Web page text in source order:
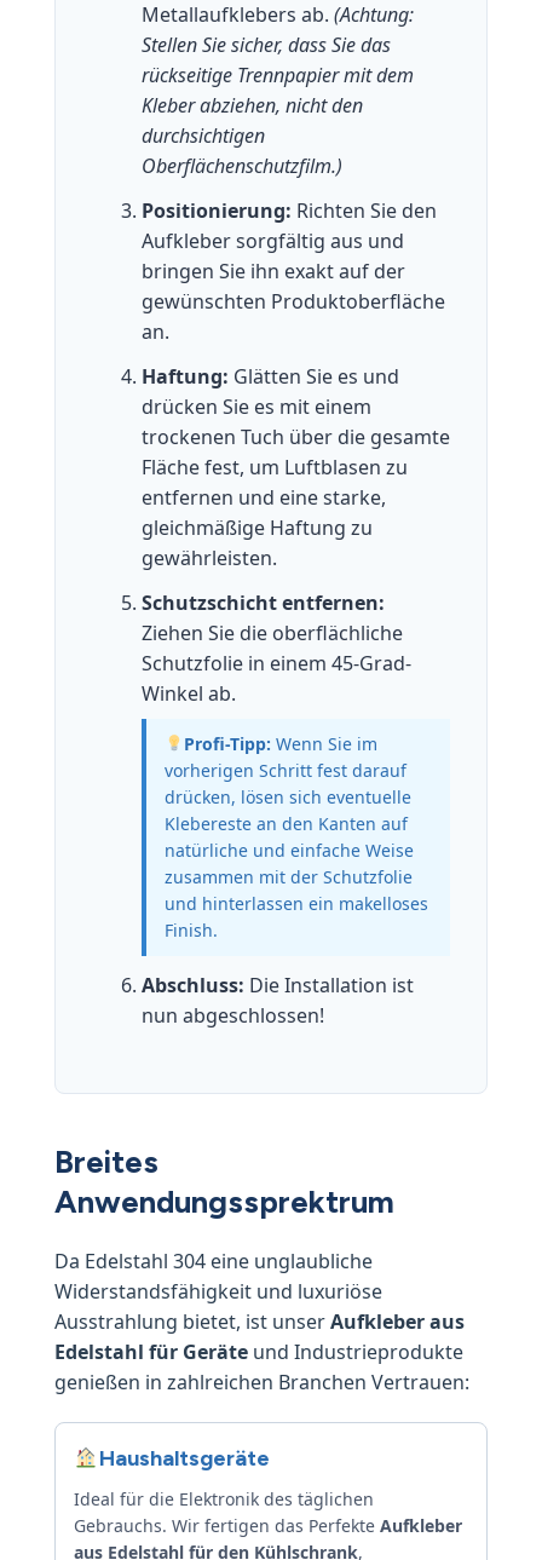
Metallaufklebers ab. (Achtung:
Stellen Sie sicher, dass Sie das
rückseitige Trennpapier mit dem
Kleber abziehen, nicht den
durchsichtigen
Oberflächenschutzfilm.)
Positionierung: Richten Sie den
Aufkleber sorgfältig aus und
bringen Sie ihn exakt auf der
gewünschten Produktoberfläche
an.
Haftung: Glätten Sie es und
drücken Sie es mit einem
trockenen Tuch über die gesamte
Fläche fest, um Luftblasen zu
entfernen und eine starke,
gleichmäßige Haftung zu
gewährleisten.
Schutzschicht entfernen:
Ziehen Sie die oberflächliche
Schutzfolie in einem 45-Grad-
Winkel ab.
Profi-Tipp: Wenn Sie im
vorherigen Schritt fest darauf
drücken, lösen sich eventuelle
Klebereste an den Kanten auf
natürliche und einfache Weise
zusammen mit der Schutzfolie
und hinterlassen ein makelloses
Finish.
Abschluss: Die Installation ist
nun abgeschlossen!
Breites
Anwendungssprektrum
Da Edelstahl 304 eine unglaubliche
Widerstandsfähigkeit und luxuriöse
Ausstrahlung bietet, ist unserAufkleber aus
Edelstahl für Geräte und Industrieprodukte
genießen in zahlreichen Branchen Vertrauen:
Haushaltsgeräte
Ideal für die Elektronik des täglichen
Gebrauchs. Wir fertigen das Perfekte Aufkleber
aus Edelstahl für den Kühlschrank,